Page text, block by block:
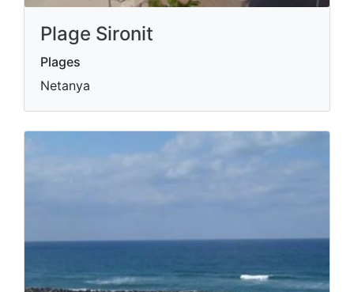
Plage Sironit
Plages
Netanya